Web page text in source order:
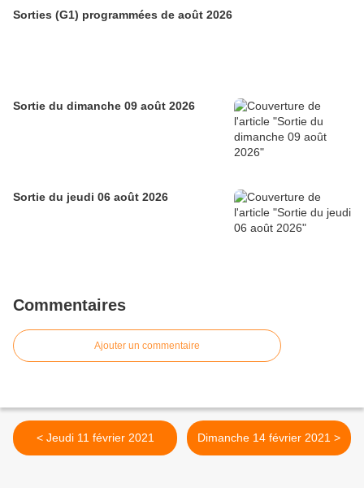
Sorties (G1) programmées de août 2026
Sortie du dimanche 09 août 2026
Sortie du jeudi 06 août 2026
Commentaires
Ajouter un commentaire
< Jeudi 11 février 2021 Dimanche 14 février 2021 >